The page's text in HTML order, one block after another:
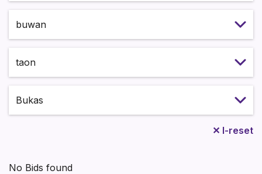
✕ I-reset
No Bids found